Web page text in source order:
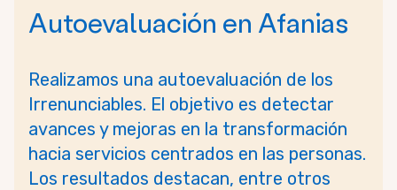
Autoevaluación en Afanias
Realizamos una autoevaluación de los
Irrenunciables. El objetivo es detectar
avances y mejoras en la transformación
hacia servicios centrados en las personas.
Los resultados destacan, entre otros